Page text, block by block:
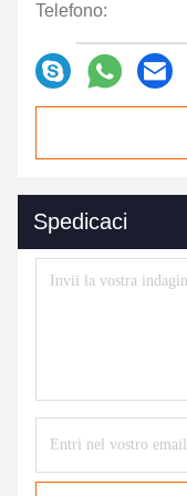
Telefono:
Spedicaci